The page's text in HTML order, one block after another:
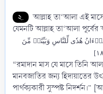
২.
আল্লাহ তা‘আলা এই
যেমনটি আল্লাহ তা‘আলা
هُدٗى لِّلنَّاسِ وَبَيِّنَٰتٖ مِّنَ
“রমাদান মাস যে মাসে তিনি
মানবজাতির জন্য হিদায়াতের
পার্থক্যকারী সুস্পষ্ট